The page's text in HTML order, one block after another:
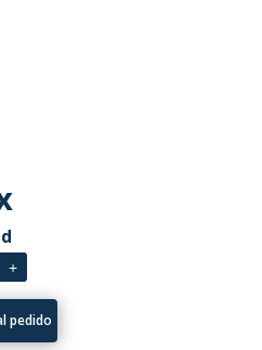
pedido